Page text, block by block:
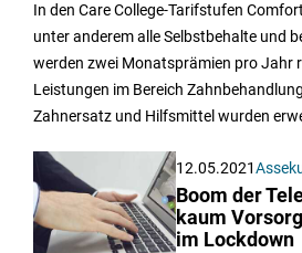
In den Care College-Tarifstufen
unter anderem alle Selbstbehalte und
werden zwei Monatsprämien pro Jahr
Leistungen im Bereich
Zahnersatz und Hilfsmittel wurden
12.05.2021
Boom der
kaum
im Lockdown